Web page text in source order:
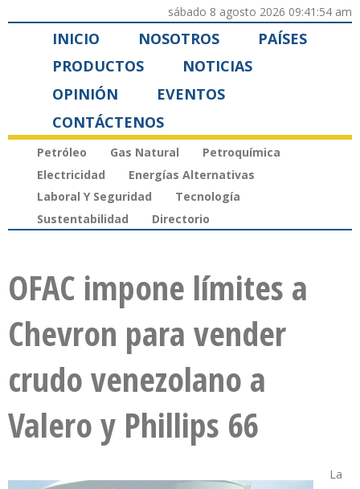
sábado 8 agosto 2026 09:41:54 am
INICIO NOSOTROS
PAÍSES
PRODUCTOS
NOTICIAS
OPINIÓN
EVENTOS
CONTÁCTENOS
Petróleo Gas Natural
Petroquímica
Electricidad
Energías Alternativas
Laboral Y Seguridad
Tecnología
Sustentabilidad
Directorio
OFAC impone límites a
Chevron para vender
crudo venezolano a
Valero y Phillips 66
La